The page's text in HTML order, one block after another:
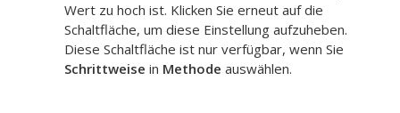
Wert zu hoch ist. Klicken Sie erneut auf die
Schaltfläche, um diese Einstellung aufzuheben.
Diese Schaltfläche ist nur verfügbar, wenn Sie
Schrittweise in Methode auswählen.